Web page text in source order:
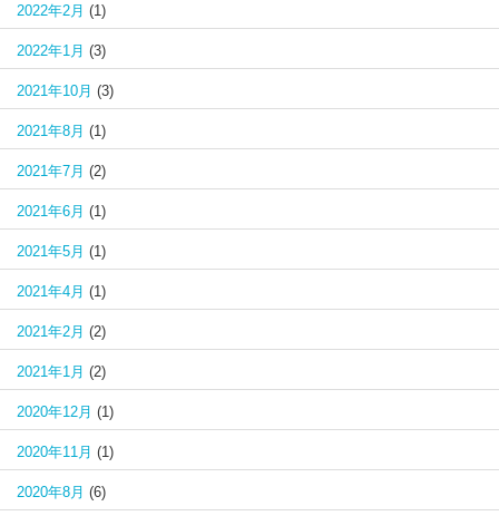
2022年2月 (1)
2022年1月 (3)
2021年10月 (3)
2021年8月 (1)
2021年7月 (2)
2021年6月 (1)
2021年5月 (1)
2021年4月 (1)
2021年2月 (2)
2021年1月 (2)
2020年12月 (1)
2020年11月 (1)
2020年8月 (6)